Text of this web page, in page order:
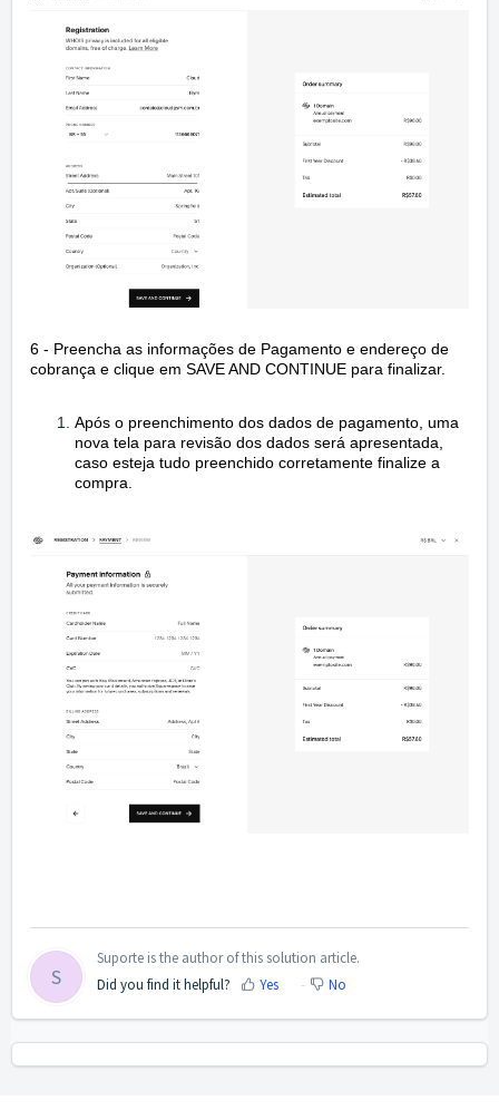
6 - Preencha as informações de Pagamento e endereço de
cobrança e clique em SAVE AND CONTINUE para finalizar.
Após o preenchimento dos dados de pagamento, uma
nova tela para revisão dos dados será apresentada,
caso esteja tudo preenchido corretamente finalize a
compra.
S
Suporte is the author of this solution article.
Did you find it helpful?
Yes No